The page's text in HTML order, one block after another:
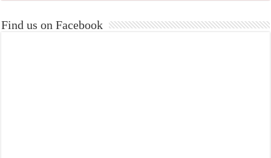
Find us on Facebook